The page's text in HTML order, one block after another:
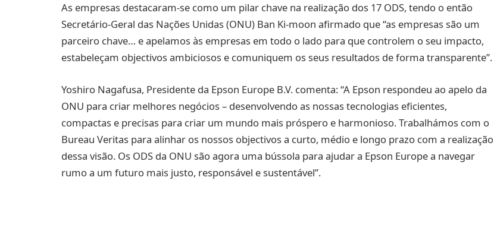
As empresas destacaram-se como um pilar chave na realização dos 17 ODS, tendo o então
Secretário-Geral das Nações Unidas (ONU) Ban Ki-moon afirmado que “as empresas são um
parceiro chave… e apelamos às empresas em todo o lado para que controlem o seu impacto,
estabeleçam objectivos ambiciosos e comuniquem os seus resultados de forma transparente”.
Yoshiro Nagafusa, Presidente da Epson Europe B.V. comenta: “A Epson respondeu ao apelo da
ONU para criar melhores negócios – desenvolvendo as nossas tecnologias eficientes,
compactas e precisas para criar um mundo mais próspero e harmonioso. Trabalhámos com o
Bureau Veritas para alinhar os nossos objectivos a curto, médio e longo prazo com a realização
dessa visão. Os ODS da ONU são agora uma bússola para ajudar a Epson Europe a navegar
rumo a um futuro mais justo, responsável e sustentável”.